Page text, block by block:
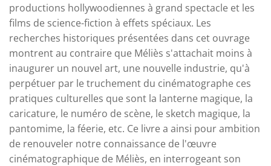
productions hollywoodiennes à grand spectacle et les
films de science-fiction à effets spéciaux. Les
recherches historiques présentées dans cet ouvrage
montrent au contraire que Méliès s'attachait moins à
inaugurer un nouvel art, une nouvelle industrie, qu'à
perpétuer par le truchement du cinématographe ces
pratiques culturelles que sont la lanterne magique, la
caricature, le numéro de scène, le sketch magique, la
pantomime, la féerie, etc. Ce livre a ainsi pour ambition
de renouveler notre connaissance de l'œuvre
cinématographique de Méliès, en interrogeant son